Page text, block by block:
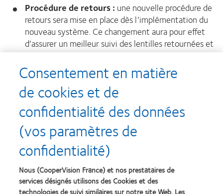
Procédure de retours : une nouvelle procédure de
retours sera mise en place dès l’implémentation du
nouveau système. Ce changement aura pour effet
d’assurer un meilleur suivi des lentilles retournées et
du remboursement au client.
Quelles actions de votre part dans le cadre de
ce changement ?
Surveillez votre courrier :des informations
régulières vous seront envoyées par CooperVision®
pour vous tenir informé, par e-mail et/ou par courrier
Visitez régulièrement cette page :elle sera mise
Consentement en matière
de cookies et de
confidentialité des données
(vos paramètres de
confidentialité)
Nous (CooperVision France) et nos prestataires de
services désignés utilisons des Cookies et des
technologies de suivi similaires sur notre site Web. Les